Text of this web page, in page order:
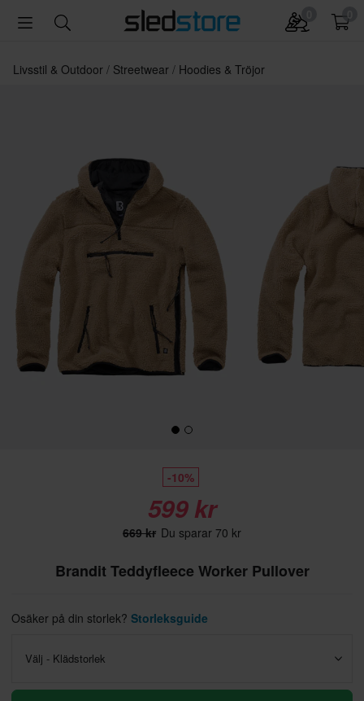
Livsstil & Outdoor Streetwear Hoodies & Tröjor
-10%
599 kr
669 kr Du sparar 70 kr
Brandit Teddyfleece Worker Pullover
Osäker på din storlek? Storleksguide
Välj - Klädstorlek